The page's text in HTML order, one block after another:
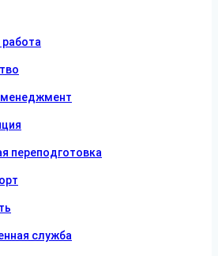
переподготовка
служба